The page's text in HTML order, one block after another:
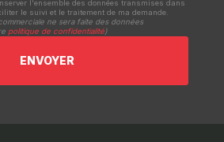
l'ensemble des données transmises dans
le suivi et le traitement de ma demande.
ne sera faite des données
politique de confidentialité)